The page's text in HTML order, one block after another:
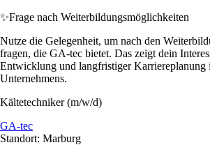
✨Frage nach Weiterbildungsmöglichkeiten
Nutze die Gelegenheit, um nach den
fragen, die GA-tec bietet. Das zeigt dein
Entwicklung und langfristiger Karriereplanung
Unternehmens.
Kältetechniker (m/w/d)
GA-tec
Standort: Marburg